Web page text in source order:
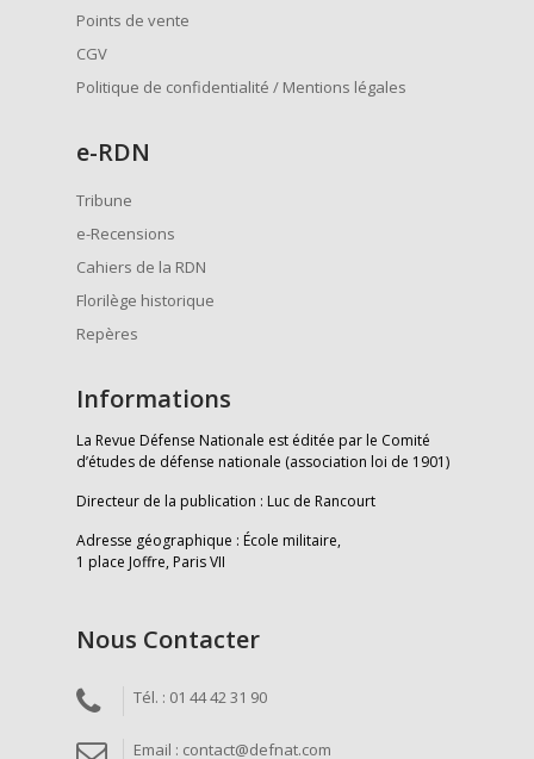
Points de vente
CGV
Politique de confidentialité / Mentions légales
e-RDN
Tribune
e-Recensions
Cahiers de la RDN
Florilège historique
Repères
Informations
La Revue Défense Nationale est éditée par le Comité
d’études de défense nationale (association loi de 1901)
Directeur de la publication : Luc de Rancourt
Adresse géographique : École militaire,
1 place Joffre, Paris VII
Nous Contacter
Tél. : 01 44 42 31 90
Email : contact@defnat.com